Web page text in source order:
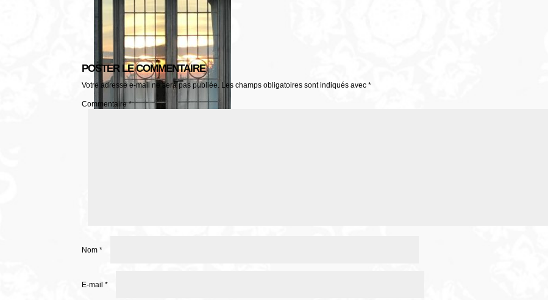
POSTER LE COMMENTAIRE
Votre adresse e-mail ne sera pas publiée. Les champs obligatoires sont indiqués avec*
Commentaire*
Nom*
E-mail*